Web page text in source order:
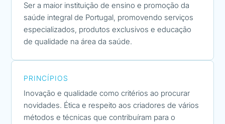
Ser a maior instituição de ensino e promoção da
saúde integral de Portugal, promovendo serviços
especializados, produtos exclusivos e educação
de qualidade na área da saúde.
PRINCÍPIOS
Inovação e qualidade como critérios ao procurar
novidades. Ética e respeito aos criadores de vários
métodos e técnicas que contribuíram para o